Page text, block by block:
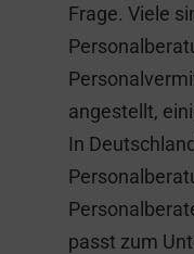
Frage. Viele
angestellt,
In
passt zum